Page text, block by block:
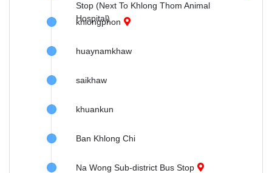
Stop (Next To Khlong Thom Animal
Hospital)
khlongphon
huaynamkhaw
saikhaw
khuankun
Ban Khlong Chi
Na Wong Sub-district Bus Stop